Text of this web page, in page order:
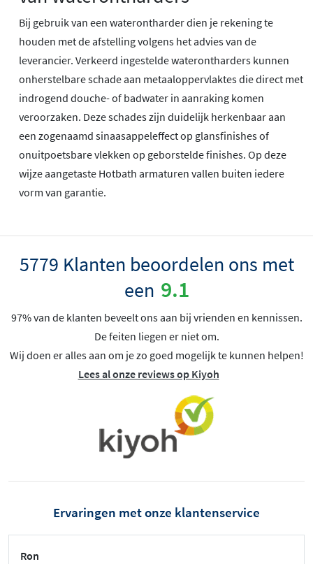
Bij gebruik van een waterontharder dien je rekening te
houden met de afstelling volgens het advies van de
leverancier. Verkeerd ingestelde waterontharders kunnen
onherstelbare schade aan metaaloppervlaktes die direct met
indrogend douche- of badwater in aanraking komen
veroorzaken. Deze schades zijn duidelijk herkenbaar aan
een zogenaamd sinaasappeleffect op glansfinishes of
onuitpoetsbare vlekken op geborstelde finishes. Op deze
wijze aangetaste Hotbath armaturen vallen buiten iedere
vorm van garantie.
5779 Klanten beoordelen ons met
een 9.1
97% van de klanten beveelt ons aan bij vrienden en kennissen.
De feiten liegen er niet om.
Wij doen er alles aan om je zo goed mogelijk te kunnen helpen!
Lees al onze reviews op Kiyoh
Ervaringen met onze klantenservice
Ron